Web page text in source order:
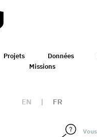
Projets Données
Missions
EN | FR